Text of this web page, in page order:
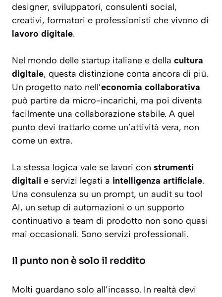
designer, sviluppatori, consulenti social,
creativi, formatori e professionisti che vivono di
lavoro digitale.
Nel mondo delle startup italiane e della cultura
digitale, questa distinzione conta ancora di più.
Un progetto nato nell’economia collaborativa
può partire da micro-incarichi, ma poi diventa
facilmente una collaborazione stabile. A quel
punto devi trattarlo come un’attività vera, non
come un extra.
La stessa logica vale se lavori con strumenti
digitali e servizi legati a intelligenza artificiale.
Una consulenza su un prompt, un audit su tool
AI, un setup di automazioni o un supporto
continuativo a team di prodotto non sono quasi
mai occasionali. Sono servizi professionali.
Il punto non è solo il reddito
Molti guardano solo all’incasso. In realtà devi